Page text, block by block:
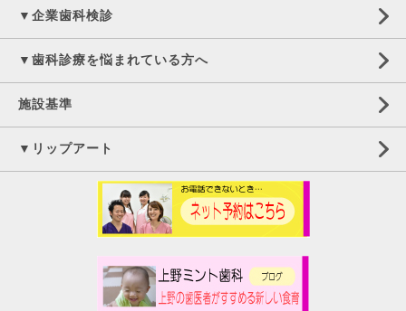
▼企業歯科検診
▼歯科診療を悩まれている方へ
施設基準
▼リップアート